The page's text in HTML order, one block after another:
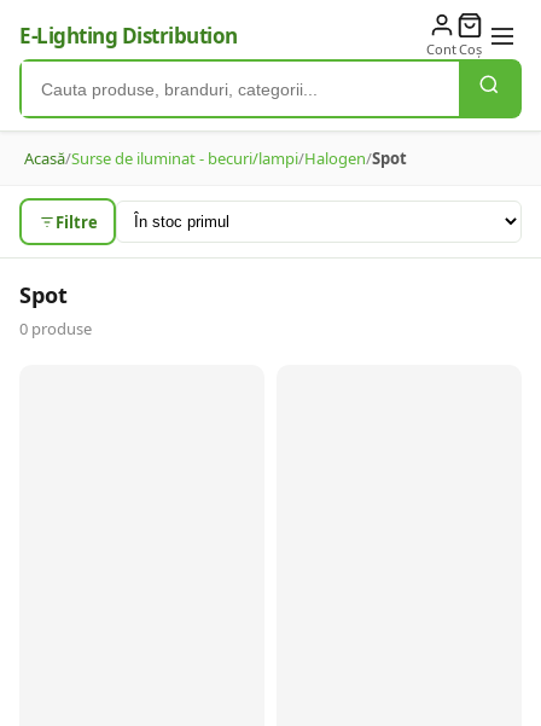
E-Lighting Distribution ContCoș
Acasă/Surse de iluminat - becuri/lampi/Halogen/Spot
Filtre
Spot
0 produse